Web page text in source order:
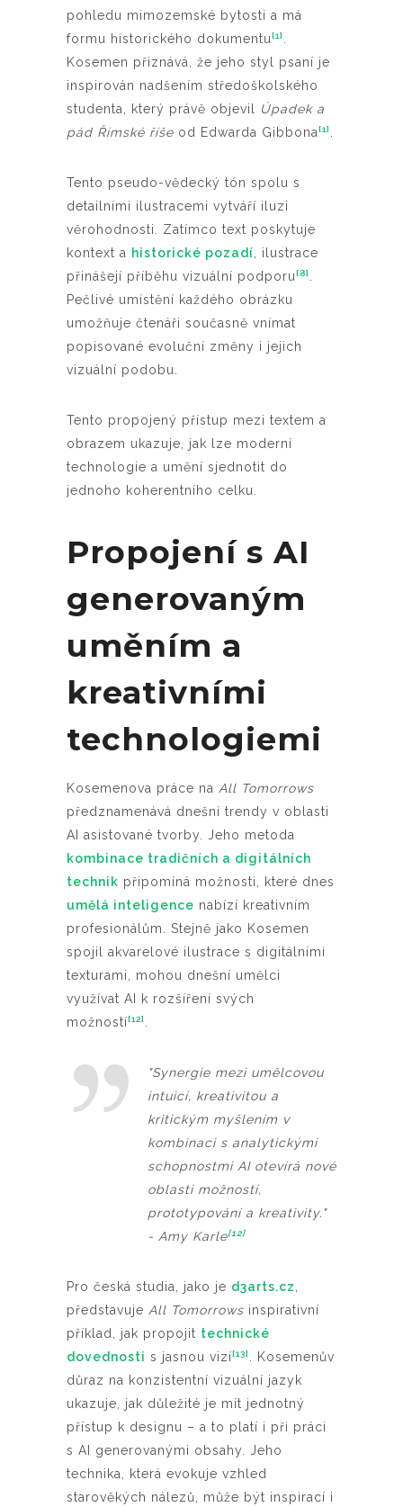
pohledu mimozemské bytosti a má
formu historického dokumentu[1]
Kosemen přiznává, že jeho styl psaní je
inspirován nadšením středoškolského
studenta, který právě objevil
Úpadek a
pád Římské říše od Edwarda Gibbona[1]
Tento pseudo-vědecký tón spolu s
detailními ilustracemi vytváří iluzi
věrohodnosti. Zatímco text poskytuje
kontext a historické pozadí , ilustrace
přinášejí příběhu vizuální podporu[8]
Pečlivé umístění každého obrázku
umožňuje čtenáři současně vnímat
popisované evoluční změny i jejich
vizuální podobu.
Tento propojený přístup mezi textem a
obrazem ukazuje, jak lze moderní
technologie a umění sjednotit do
jednoho koherentního celku.
Propojení s AI
generovaným
uměním a
kreativními
technologiemi
Kosemenova práce na All Tomorrows
předznamenává dnešní trendy v oblasti
AI asistované tvorby. Jeho metoda
kombinace tradičních a digitálních
technik připomíná možnosti, které dnes
umělá inteligence nabízí kreativním
profesionálům. Stejně jako Kosemen
spojil akvarelové ilustrace s digitálními
texturami, mohou dnešní umělci
využívat AI k rozšíření svých
možností[12]
"Synergie mezi umělcovou
intuicí, kreativitou a
kritickým myšlením v
kombinaci s analytickými
schopnostmi AI otevírá nové
oblasti možností,
prototypování a kreativity."
- Amy Karle[12]
Pro česká studia, jako je d3arts.cz
představuje All Tomorrows inspirativní
příklad, jak propojit technické
dovednosti s jasnou vizí[13]
. Kosemenův
důraz na konzistentní vizuální jazyk
ukazuje, jak důležité je mít jednotný
přístup k designu – a to platí i při práci
s AI generovanými obsahy. Jeho
technika, která evokuje vzhled
starověkých nálezů, může být inspirací i